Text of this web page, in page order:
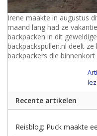
Irene maakte in augustus
maand lang had ze
backpacken in dit
backpackspullen.nl deelt
backpackers die
Recente artikelen
Reisblog: Puck maakte